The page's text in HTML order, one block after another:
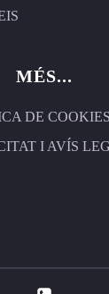
MÉS...
DE COOKIES
I AVÍS